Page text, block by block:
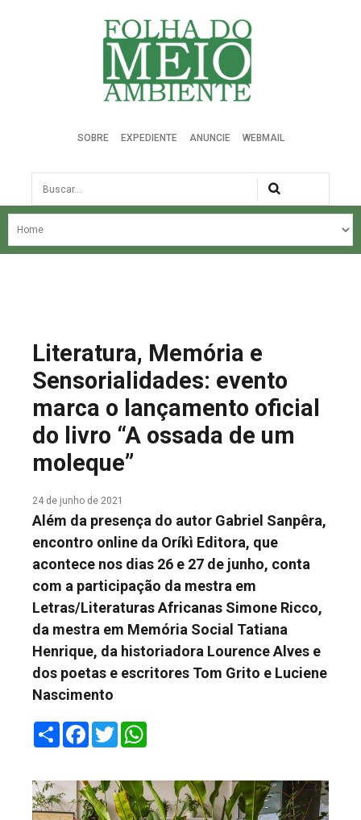
Folha do Meio Ambiente
SOBRE EXPEDIENTE ANUNCIE WEBMAIL
Busca
NOSSA HISTÓRIA
COLUNA DO MEIO
FALE CONOSCO
Literatura, Memória e
Sensorialidades: evento
marca o lançamento oficial
do livro “A ossada de um
moleque”
24 de junho de 2021
Além da presença do autor Gabriel Sanpêra,
encontro online da Oríkì Editora, que
acontece nos dias 26 e 27 de junho, conta
com a participação da mestra em
Letras/Literaturas Africanas Simone Ricco,
da mestra em Memória Social Tatiana
Henrique, da historiadora Lourence Alves e
dos poetas e escritores Tom Grito e Luciene
Nascimento
ShareFacebook
Twitter